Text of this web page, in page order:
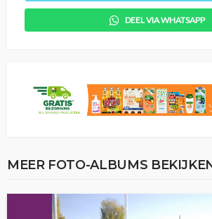
DEEL VIA WHATSAPP
MEER FOTO-ALBUMS